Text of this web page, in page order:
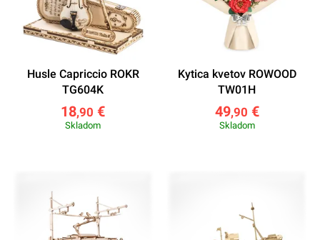
Husle Capriccio ROKR
TG604K
18,90 €
Skladom
Kytica kvetov ROWOOD
TW01H
49,90 €
Skladom